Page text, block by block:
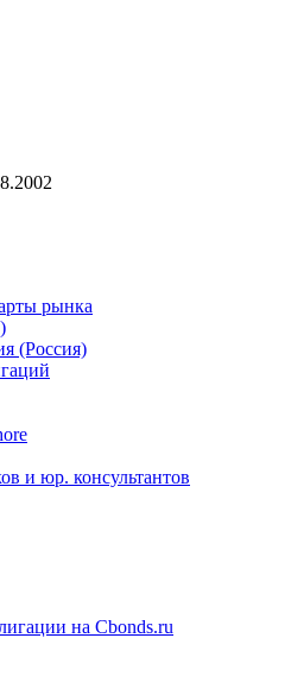
рынка
(Россия)
и юр. консультантов
на Cbonds.ru